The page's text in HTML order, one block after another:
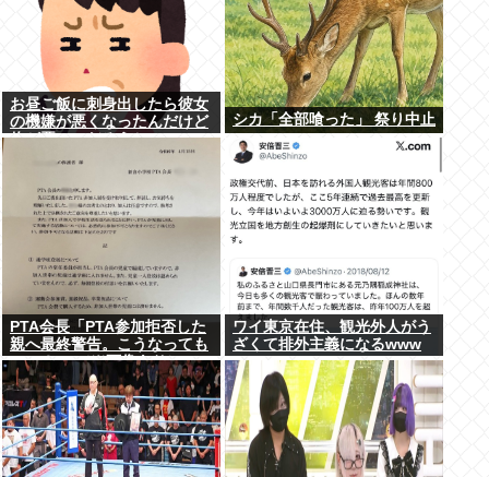
お昼ご飯に刺身出したら彼女
の機嫌が悪くなったんだけど
俺が悪いのだろうか →…こ
れアウト？
シカ「全部喰った」 祭り中止
PTA会長「PTA参加拒否した
親へ最終警告。こうなっても
いい？」 （※画像あり）
ワイ東京在住、観光外人がう
ざくて排外主義になるwww